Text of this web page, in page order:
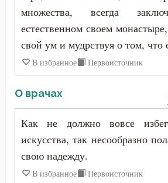
Ведение
Вечные муки
Воздаяние
Война
Григорий Богослов
Григорий Великий (Двоеслов)
Григорий Синаит
множества, всегда
естественном своем
свой ум и мудрствуя о том, что
В избранное Первоисточник
О врачах
Как не должно вовсе
искусства, так несообразно
свою надежду.
В избранное Первоисточник